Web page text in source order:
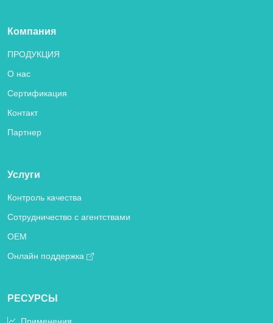
Компания
ПРОДУКЦИЯ
О нас
Сертификация
Контакт
Партнер
Услуги
Контроль качества
Сотрудничество с агентствами
OEM
Онлайн поддержка
РЕСУРСЫ